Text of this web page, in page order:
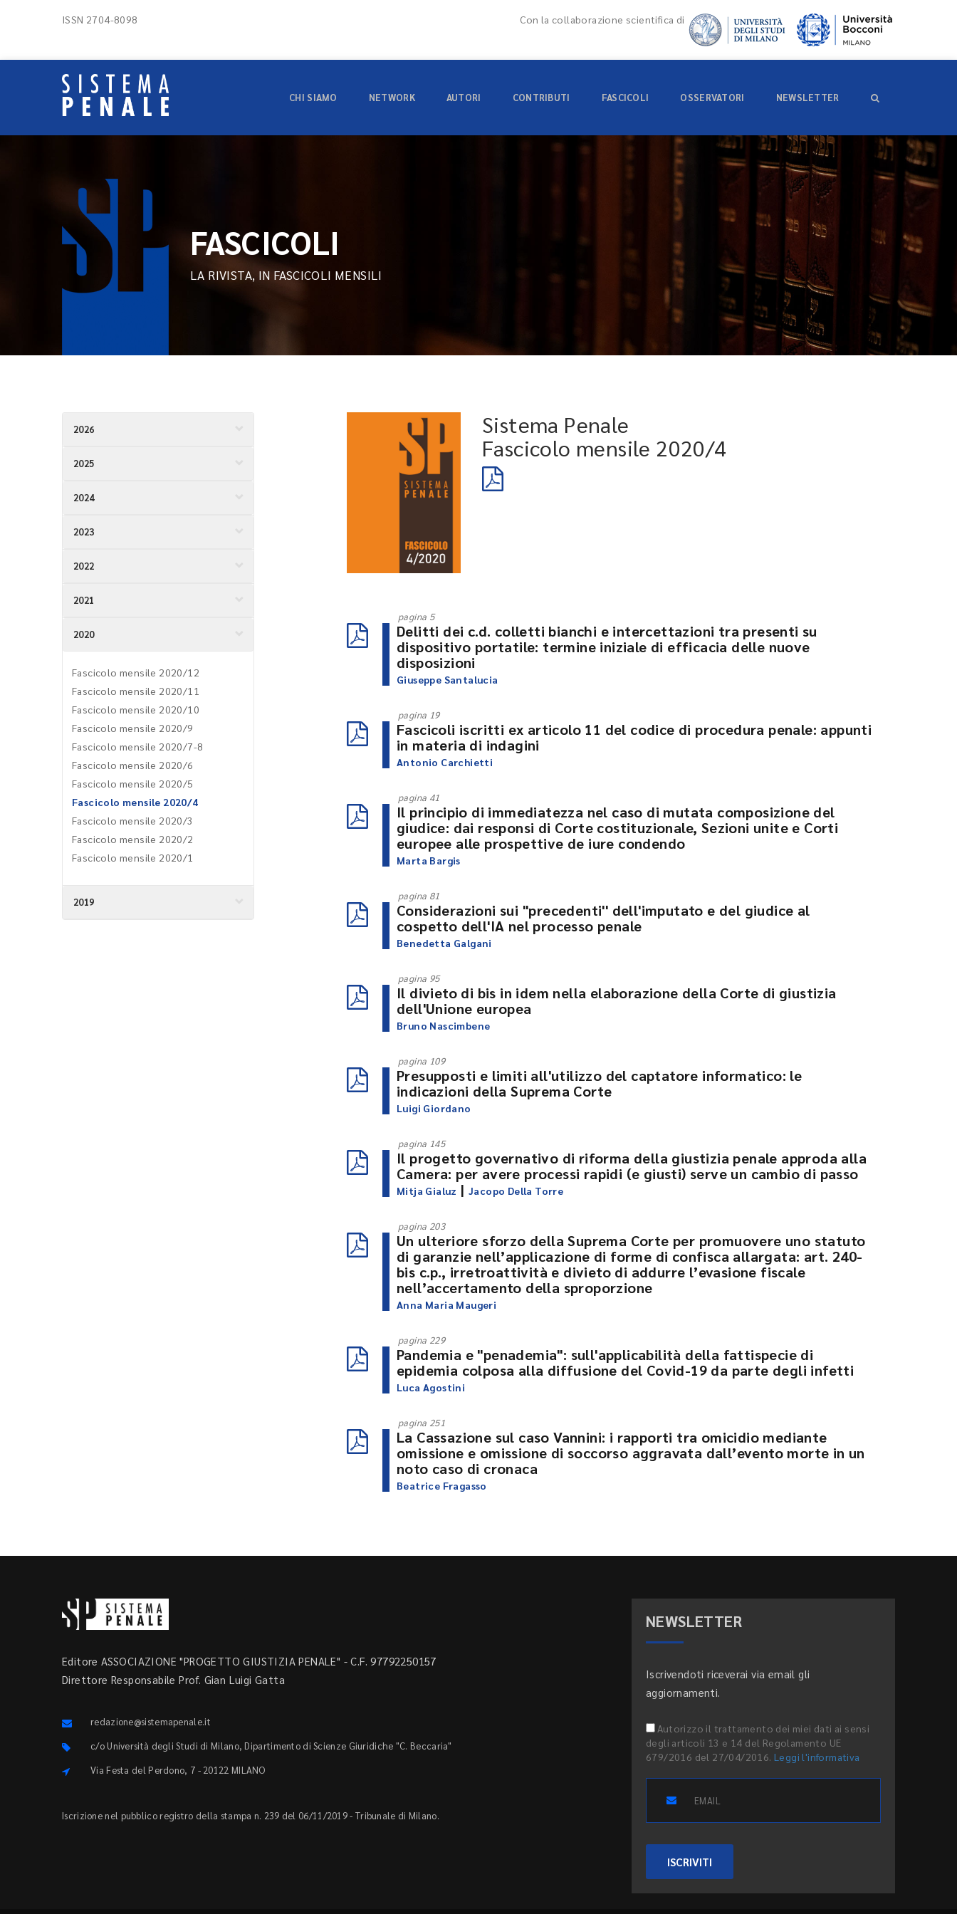
ISSN 2704-8098 Con la collaborazione scientifica di
CHI SIAMO NETWORK AUTORI CONTRIBUTI FASCICOLI OSSERVATORI NEWSLETTER
FASCICOLI
LA RIVISTA, IN FASCICOLI MENSILI
2026
2025
2024
2023
2022
2021
2020
Fascicolo mensile 2020/12
Fascicolo mensile 2020/11
Fascicolo mensile 2020/10
Fascicolo mensile 2020/9
Fascicolo mensile 2020/7-8
Fascicolo mensile 2020/6
Fascicolo mensile 2020/5
Fascicolo mensile 2020/4
Fascicolo mensile 2020/3
Fascicolo mensile 2020/2
Fascicolo mensile 2020/1
2019
Sistema Penale
Fascicolo mensile 2020/4
pagina 5
Delitti dei c.d. colletti bianchi e intercettazioni tra presenti su
dispositivo portatile: termine iniziale di efficacia delle nuove
disposizioni
Giuseppe Santalucia
pagina 19
Fascicoli iscritti ex articolo 11 del codice di procedura penale: appunti
in materia di indagini
Antonio Carchietti
pagina 41
Il principio di immediatezza nel caso di mutata composizione del
giudice: dai responsi di Corte costituzionale, Sezioni unite e Corti
europee alle prospettive de iure condendo
Marta Bargis
pagina 81
Considerazioni sui ''precedenti'' dell'imputato e del giudice al
cospetto dell'IA nel processo penale
Benedetta Galgani
pagina 95
Il divieto di bis in idem nella elaborazione della Corte di giustizia
dell'Unione europea
Bruno Nascimbene
pagina 109
Presupposti e limiti all'utilizzo del captatore informatico: le
indicazioni della Suprema Corte
Luigi Giordano
pagina 145
Il progetto governativo di riforma della giustizia penale approda alla
Camera: per avere processi rapidi (e giusti) serve un cambio di passo
Mitja Gialuz |Jacopo Della Torre
pagina 203
Un ulteriore sforzo della Suprema Corte per promuovere uno statuto
di garanzie nell’applicazione di forme di confisca allargata: art. 240-
bis c.p., irretroattività e divieto di addurre l’evasione fiscale
nell’accertamento della sproporzione
Anna Maria Maugeri
pagina 229
Pandemia e "penademia": sull'applicabilità della fattispecie di
epidemia colposa alla diffusione del Covid-19 da parte degli infetti
Luca Agostini
pagina 251
La Cassazione sul caso Vannini: i rapporti tra omicidio mediante
omissione e omissione di soccorso aggravata dall’evento morte in un
noto caso di cronaca
Beatrice Fragasso
Editore ASSOCIAZIONE "PROGETTO GIUSTIZIA PENALE" - C.F. 97792250157
Direttore Responsabile Prof. Gian Luigi Gatta
redazione@sistemapenale.it
c/o Università degli Studi di Milano, Dipartimento di Scienze Giuridiche "C. Beccaria"
Via Festa del Perdono, 7 - 20122 MILANO
Iscrizione nel pubblico registro della stampa n. 239 del 06/11/2019 - Tribunale di Milano.
NEWSLETTER
Iscrivendoti riceverai via email gli
aggiornamenti.
Autorizzo il trattamento dei miei dati ai sensi
degli articoli 13 e 14 del Regolamento UE
679/2016 del 27/04/2016. Leggi l'informativa
ISCRIVITI